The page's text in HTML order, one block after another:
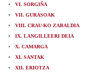
VI. SORGIÑA
VII. GURASOAK
VIII. CRAU-KO ZABALDIA
IX. LANGILLEERI DEIA
X. CAMARGA
XI. SANTAK
XII. ERIOTZA